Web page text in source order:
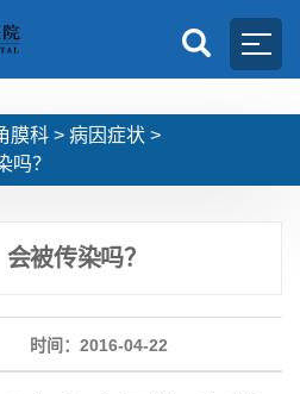
膜科 > 病因症状 >
吗？
被传染吗？
时间：2016-04-22